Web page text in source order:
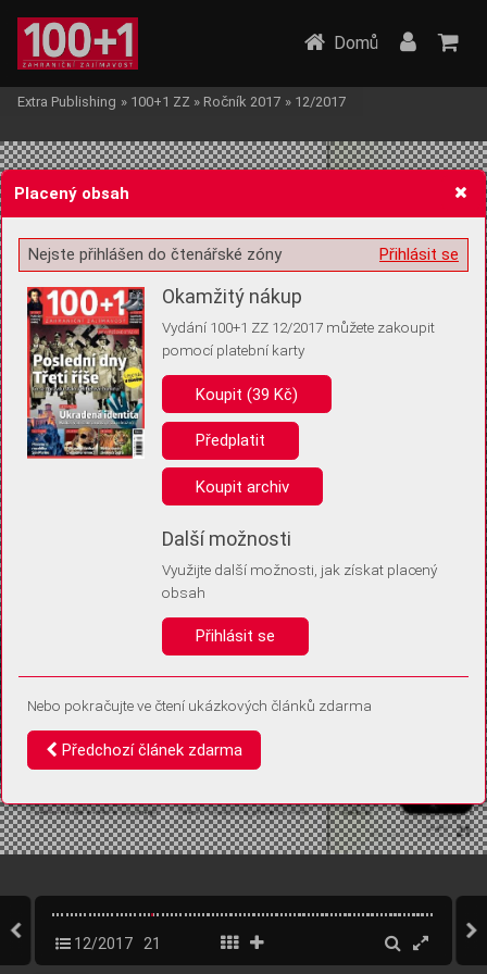
Žádost o souhlas s ukládáním volitelných informací
Pro základní fungování webu nepotřebujeme ukládat žádné informace
(tzv. cookies apod.). Rádi bychom vás ale požádali o souhlas s
uložením volitelných informací:
Anonymní unikátní ID
Díky němu příště poznáme, že se jedná o stejné zařízení, a
Identifikátor je zcela anonymní.
Vaše souhlasy a odmítnutí si ukládáme do vašeho zařízení, abychom se
vás už příště znovu neptali. Můžete je kdykoli později upravit ve Správě
Domů
Extra Publishing » 100+1 ZZ » Ročník 2017 » 12/2017
12/2017 21
Placený obsah
Přihlásit se
Nejste přihlášen do čtenářské zóny
Okamžitý nákup
Vydání 100+1 ZZ 12/2017 můžete zakoupit
pomocí platební karty
Koupit (39 Kč)
Předplatit
Koupit archiv
Další možnosti
Využijte další možnosti, jak získat placený
obsah
Přihlásit se
Nebo pokračujte ve čtení ukázkových článků zdarma
Předchozí článek zdarma